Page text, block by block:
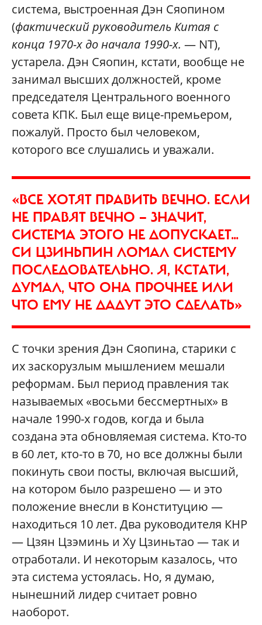
система, выстроенная Дэн Сяопином
(фактический руководитель Китая с
конца 1970-х до начала 1990-х. — NT),
устарела. Дэн Сяопин, кстати, вообще не
занимал высших должностей, кроме
председателя Центрального военного
совета КПК. Был еще вице-премьером,
пожалуй. Просто был человеком,
которого все слушались и уважали.
«ВСЕ ХОТЯТ ПРАВИТЬ ВЕЧНО. ЕСЛИ
НЕ ПРАВЯТ ВЕЧНО — ЗНАЧИТ,
СИСТЕМА ЭТОГО НЕ ДОПУСКАЕТ…
СИ ЦЗИНЬПИН ЛОМАЛ СИСТЕМУ
ПОСЛЕДОВАТЕЛЬНО. Я, КСТАТИ,
ДУМАЛ, ЧТО ОНА ПРОЧНЕЕ ИЛИ
ЧТО ЕМУ НЕ ДАДУТ ЭТО СДЕЛАТЬ»
С точки зрения Дэн Сяопина, старики с
их заскорузлым мышлением мешали
реформам. Был период правления так
называемых «восьми бессмертных» в
начале 1990-х годов, когда и была
создана эта обновляемая система. Кто-то
в 60 лет, кто-то в 70, но все должны были
покинуть свои посты, включая высший,
на котором было разрешено — и это
положение внесли в Конституцию —
находиться 10 лет. Два руководителя КНР
— Цзян Цзэминь и Ху Цзиньтао — так и
отработали. И некоторым казалось, что
эта система устоялась. Но, я думаю,
нынешний лидер считает ровно
наоборот.